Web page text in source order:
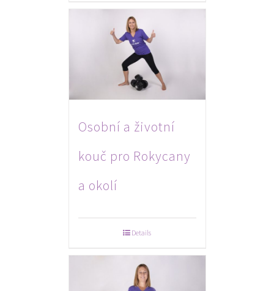
Osobní a životní
kouč pro Rokycany
a okolí
Details